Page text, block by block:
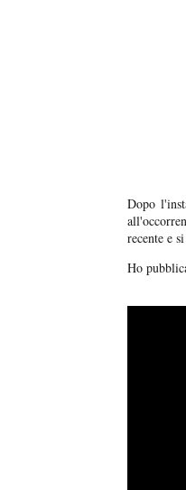
Dopo
recente e
Ho